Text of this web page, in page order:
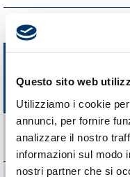
Questo sito web
Utilizziamo i cookie
annunci, per fornire
analizzare il nostro
informazioni sul modo
nostri partner che si
Interventi straordinari e
Prevenzione della
Piano triennale per
trasparenza